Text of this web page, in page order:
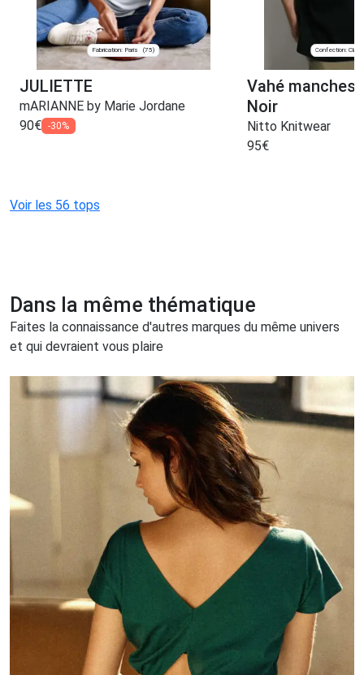
Fabrication: Paris (75)
JULIETTE
mARIANNE by Marie Jordane
90€ -30%
Confection:
Vahé manches
Noir
Nitto Knitwear
95€
Voir les 56 tops
Dans la même thématique
Faites la connaissance d'autres marques du même univers
et qui devraient vous plaire